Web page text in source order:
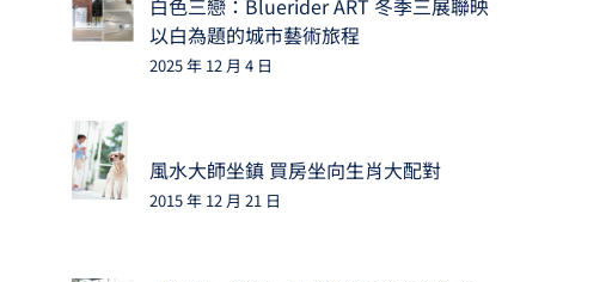
以白為題的城市藝術旅程
2025 年 12 月 4 日
風水大師坐鎮 買房坐向生肖大配對
2015 年 12 月 21 日